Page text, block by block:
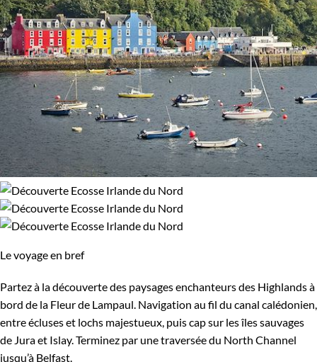
Le voyage en bref
Partez à la découverte des paysages enchanteurs des Highlands à
bord de la Fleur de Lampaul. Navigation au fil du canal calédonien,
entre écluses et lochs majestueux, puis cap sur les îles sauvages
de Jura et Islay. Terminez par une traversée du North Channel
jusqu’à Belfast.